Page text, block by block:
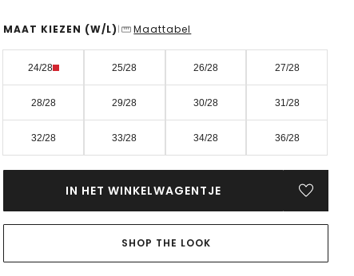
MAAT KIEZEN (W/L) | Maattabel
24/28 25/28 26/28 27/28
28/28 29/28 30/28 31/28
32/28 33/28 34/28 36/28
IN HET WINKELWAGENTJE
SHOP THE LOOK